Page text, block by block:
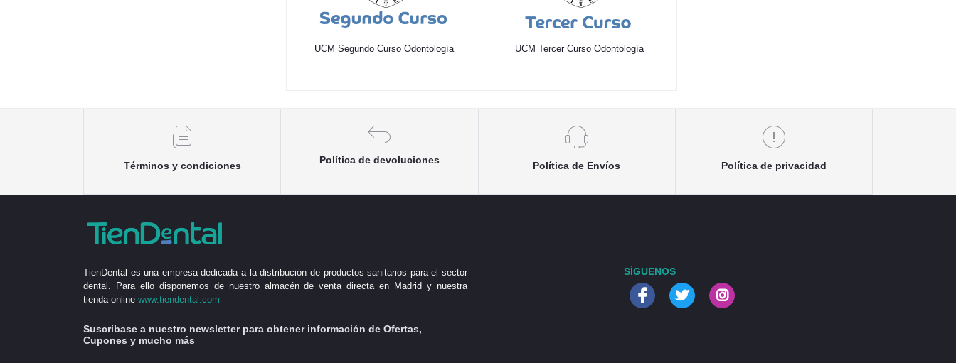
UCM Segundo Curso Odontología UCM Tercer Curso Odontología
Términos y condiciones
Política de devoluciones
Política de Envíos Política de privacidad
TienDental es una empresa dedicada a la distribución de productos sanitarios para el sector
dental. Para ello disponemos de nuestro almacén de venta directa en Madrid y nuestra
tienda online www.tiendental.com
Suscribase a nuestro newsletter para obtener información de Ofertas,
Cupones y mucho más
SÍGUENOS